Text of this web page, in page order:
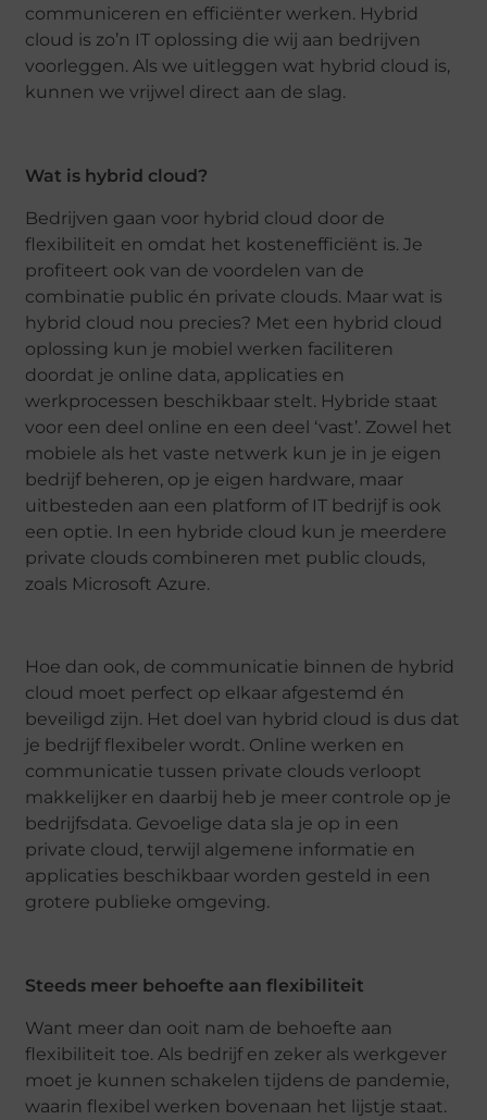
communiceren en efficiënter werken. Hybrid
cloud is zo’n IT oplossing die wij aan bedrijven
voorleggen. Als we uitleggen wat hybrid cloud is,
kunnen we vrijwel direct aan de slag.
Wat is hybrid cloud?
Bedrijven gaan voor hybrid cloud door de
flexibiliteit en omdat het kostenefficiënt is. Je
profiteert ook van de voordelen van de
combinatie public én private clouds. Maar wat is
hybrid cloud nou precies? Met een hybrid cloud
oplossing kun je mobiel werken faciliteren
doordat je online data, applicaties en
werkprocessen beschikbaar stelt. Hybride staat
voor een deel online en een deel ‘vast’. Zowel het
mobiele als het vaste netwerk kun je in je eigen
bedrijf beheren, op je eigen hardware, maar
uitbesteden aan een platform of IT bedrijf is ook
een optie. In een hybride cloud kun je meerdere
private clouds combineren met public clouds,
zoals Microsoft Azure.
Hoe dan ook, de communicatie binnen de hybrid
cloud moet perfect op elkaar afgestemd én
beveiligd zijn. Het doel van hybrid cloud is dus dat
je bedrijf flexibeler wordt. Online werken en
communicatie tussen private clouds verloopt
makkelijker en daarbij heb je meer controle op je
bedrijfsdata. Gevoelige data sla je op in een
private cloud, terwijl algemene informatie en
applicaties beschikbaar worden gesteld in een
grotere publieke omgeving.
Steeds meer behoefte aan flexibiliteit
Want meer dan ooit nam de behoefte aan
flexibiliteit toe. Als bedrijf en zeker als werkgever
moet je kunnen schakelen tijdens de pandemie,
waarin flexibel werken bovenaan het lijstje staat.